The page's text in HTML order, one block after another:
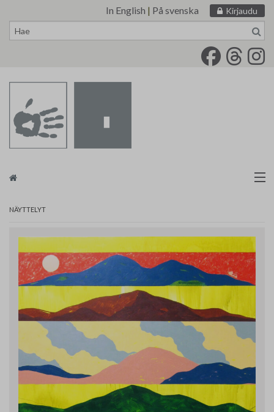
In English | På svenska Kirjaudu
sisältöön
Taidemaalariliitto
Tarvikevälitys
Yhteystiedot
Jäsenluettelo
Jäsensivu
NÄYTTELYT